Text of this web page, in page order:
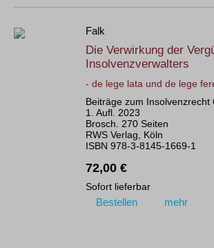
Falk
Die Verwirkung der
Insolvenzverwalters
- de lege lata und de lege
Beiträge zum Insolvenzrecht
1. Aufl. 2023
Brosch. 270 Seiten
RWS Verlag, Köln
ISBN 978-3-8145-1669-1
72,00 €
Sofort lieferbar
Bestellen mehr